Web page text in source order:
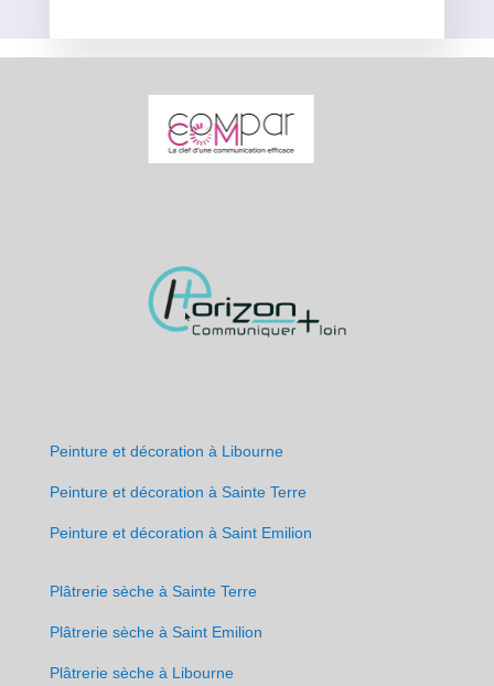
Peinture et décoration à Libourne
Peinture et décoration à Sainte Terre
Peinture et décoration à Saint Emilion
Plâtrerie sèche à Sainte Terre
Plâtrerie sèche à Saint Emilion
Plâtrerie sèche à Libourne